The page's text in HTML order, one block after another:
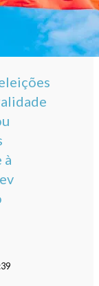
à